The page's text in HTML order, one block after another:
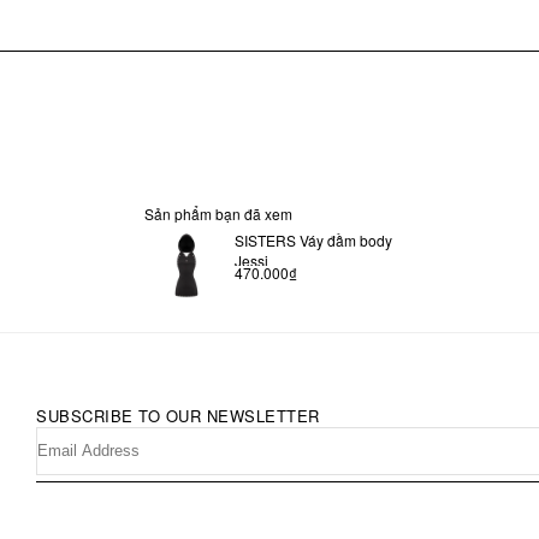
Sản phẩm bạn đã xem
SISTERS Váy đầm body
Jessi
470.000₫
SUBSCRIBE TO OUR NEWSLETTER